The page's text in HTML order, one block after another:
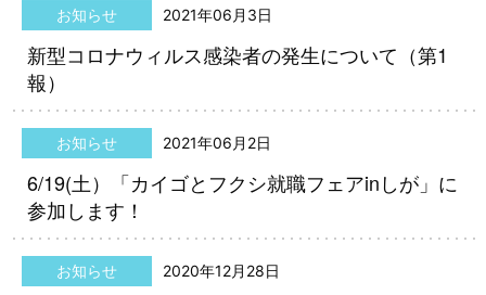
2021年06月3日
お知らせ
新型コロナウィルス感染者の発生について（第1
報）
2021年06月2日
お知らせ
6/19(土）「カイゴとフクシ就職フェアinしが」に
参加します！
2020年12月28日
お知らせ